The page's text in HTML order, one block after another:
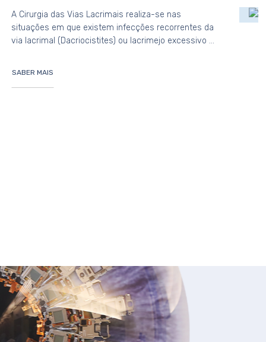
da
…
O Glaucoma é a primeira causa de
irreversível no mundo sendo que, quando
diagnosticado precocemente e tratado